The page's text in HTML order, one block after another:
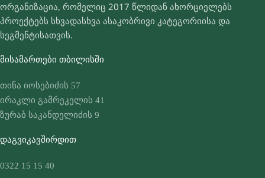
ორგანიზაცია, რომელიც 2017 წლიდან ახორციელებს
პროექტებს სხვადასხვა ასაკობრივი კატეგორიისა და
სეგმენტისათვის.
ᲛᲘᲡᲐᲛᲐᲠᲗᲔᲑᲘ ᲗᲑᲘᲚᲘᲡᲨᲘ
თინა იოსებიძის 57
ირაკლი გამრეკელის 41
ზურაბ საკანდელიძის 9
ᲓᲐᲒᲕᲘᲙᲐᲕᲨᲘᲠᲓᲘᲗ
0322 15 15 40